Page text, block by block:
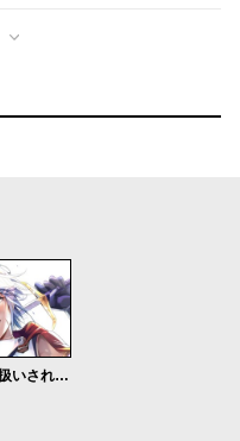
今まで一度も女扱いされたことがない女騎士を女扱いする漫画